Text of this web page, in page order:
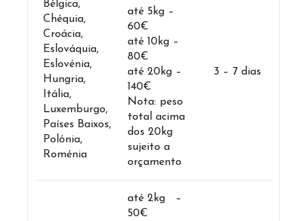
Bélgica,
Chéquia,
Croácia,
Eslováquia,
Eslovénia,
Hungria,
Itália,
Luxemburgo,
Países Baixos,
Polónia,
Roménia
até 5kg –
60€
até 10kg –
80€
até 20kg –
140€
Nota: peso
total acima
dos 20kg
sujeito a
orçamento
3 – 7 dias
até 2kg –
50€